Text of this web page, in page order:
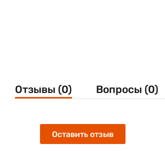
Отзывы (0) Вопросы (0)
Оставить отзыв